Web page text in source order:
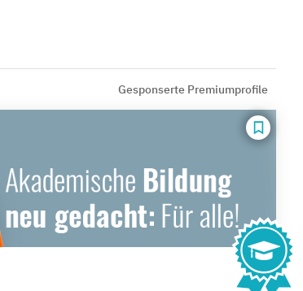
Gesponserte Premiumprofile